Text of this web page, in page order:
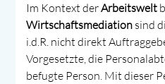
Im Kontext derArbeitswelt
Wirtschaftsmediation sind
i.d.R. nicht direkt
Vorgesetzte, die
befugte Person. Mit dieser